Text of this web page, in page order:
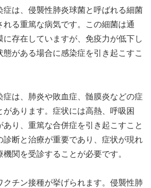
症は、侵襲性肺炎球菌と呼ばれる細菌
れる重篤な病気です。この細菌は通
に存在していますが、免疫力が低下し
態がある場合に感染症を引き起こすこ
症は、肺炎や敗血症、髄膜炎などの症
あります。症状には高熱、呼吸困
り、重篤な合併症を引き起こすこと
診断と治療が重要であり、症状が現れ
関を受診することが必要です。
クチン接種が挙げられます。侵襲性肺